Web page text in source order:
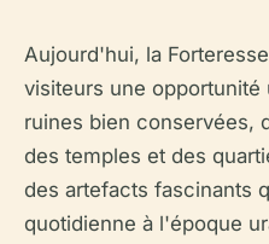
Aujourd'hui, la
visiteurs une
ruines bien conservées,
des temples et des
des artefacts fascinants
quotidienne à l'époque